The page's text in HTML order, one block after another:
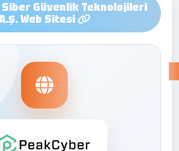
Güvenlik Teknolojileri
Web Sitesi